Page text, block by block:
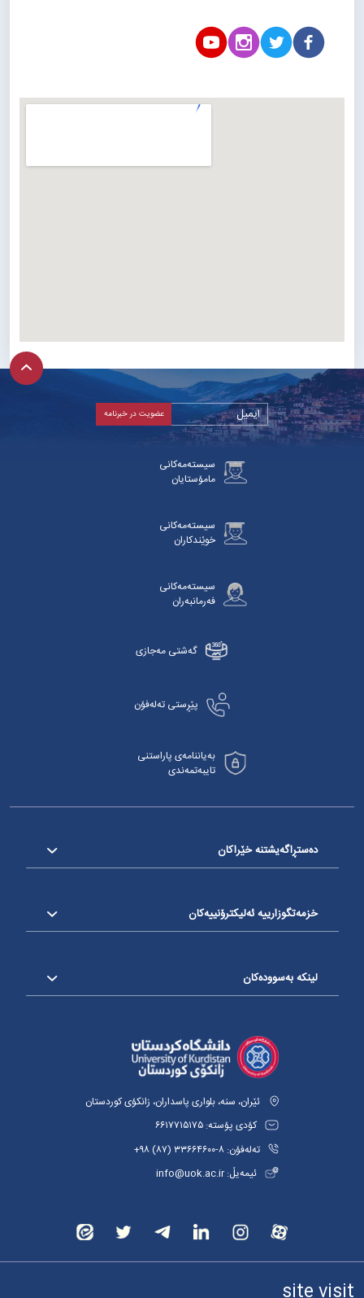
سیستەمەکانی
مامۆستایان
سیستەمەکانی
خوێندکاران
سیستەمەکانی
فەرمانبەران
گەشتی مەجازی
پێڕستی تەلەفۆن
بەیاننامەی پاراستنی
تایبەتمەندی
دەستڕاگەیشتنە خێراکان
خزمەتگوزارییە ئەلیکترۆنییەکان
لینکە بەسوودەکان
ئێران، سنە، بلواری پاسداران، زانکۆی کوردستان
کۆدی پۆستە: ٦٦١٧٧١٥١٧٥
تەلەفۆن: ٨-٣٣٦٦٤٦٠٠ (٨٧) ٩٨+
ئیمەیڵ: info@uok.ac.ir